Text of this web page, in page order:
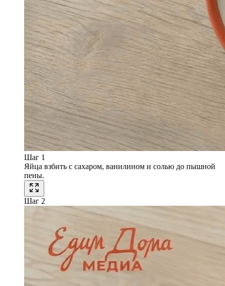
Шаг 1
Яйца взбить с сахаром, ванилином и солью до пышной
пены.
Шаг 2